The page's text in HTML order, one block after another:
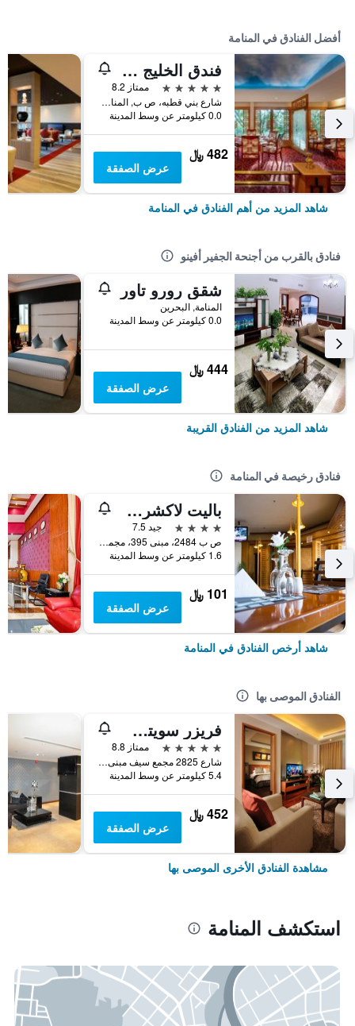
أفضل الفنادق في المنامة
فندق الخليج قاعة مؤتمرات وسبا
5 نجوم
ممتاز 8.2
شارع بني قطبه، ص ب, المنامة, البحرين
0.0 كيلومتر عن وسط المدينة
482 ﷼
عرض الصفقة
شاهد المزيد من أهم الفنادق في المنامة
فنادق بالقرب من أجنحة الجفير أفينو
شقق رورو تاور
المنامة, البحرين
0.0 كيلومتر عن وسط المدينة
444 ﷼
عرض الصفقة
شاهد المزيد من الفنادق القريبة
فنادق رخيصة في المنامة
باليت لاكشري مارينا فيو، المعروف سابقًا باسم فندق هابي دايز
4 نجوم
جيد 7.5
ص ب 2484، مبنى 395، مجمع 319، شارع 1912, المنامة, البحرين
1.6 كيلومتر عن وسط المدينة
101 ﷼
عرض الصفقة
شاهد أرخص الفنادق في المنامة
الفنادق الموصى بها
فريزر سويتس سيف البحرين
5 نجوم
ممتاز 8.8
شارع 2825 مجمع سيف مبنى رقم 428, المنامة, البحرين
5.4 كيلومتر عن وسط المدينة
452 ﷼
عرض الصفقة
مشاهدة الفنادق الأخرى الموصى بها
استكشف المنامة